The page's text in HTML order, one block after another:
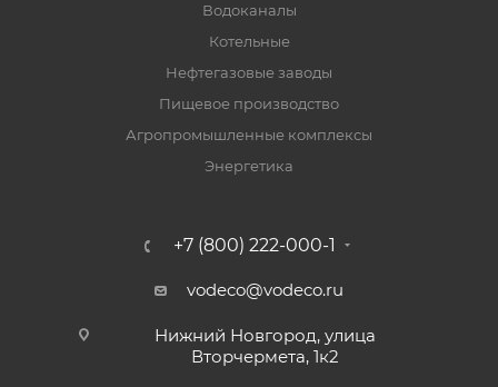
Водоканалы
Котельные
Нефтегазовые заводы
Пищевое производство
Агропромышленные комплексы
Энергетика
+7 (800) 222-000-1
vodeco@vodeco.ru
Нижний Новгород, улица
Вторчермета, 1к2